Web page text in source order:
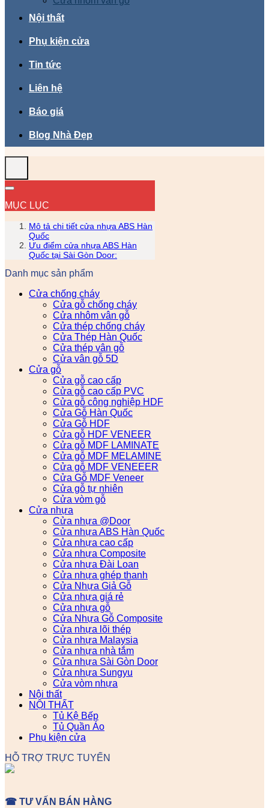
Nội thất
Phụ kiện cửa
Tin tức
Liên hệ
Báo giá
Blog Nhà Đẹp
MỤC LỤC
Mô tả chi tiết cửa nhựa ABS Hàn
Quốc
Ưu điểm cửa nhựa ABS Hàn
Quốc tại Sài Gòn Door:
Danh mục sản phẩm
Cửa chống cháy
Cửa gỗ chống cháy
Cửa nhôm vân gỗ
Cửa thép chống cháy
Cửa Thép Hàn Quốc
Cửa thép vân gỗ
Cửa vân gỗ 5D
Cửa gỗ
Cửa gỗ cao cấp
Cửa gỗ cao cấp PVC
Cửa gỗ công nghiệp HDF
Cửa Gỗ Hàn Quốc
Cửa Gỗ HDF
Cửa gỗ HDF VENEER
Cửa gỗ MDF LAMINATE
Cửa gỗ MDF MELAMINE
Cửa gỗ MDF VENEEER
Cửa Gỗ MDF Veneer
Cửa gỗ tự nhiên
Cửa vòm gỗ
Cửa nhựa
Cửa nhựa @Door
Cửa nhựa ABS Hàn Quốc
Cửa nhựa cao cấp
Cửa nhựa Composite
Cửa nhựa Đài Loan
Cửa nhựa ghép thanh
Cửa Nhựa Giả Gỗ
Cửa nhựa giá rẻ
Cửa nhựa gỗ
Cửa Nhựa Gỗ Composite
Cửa nhựa lõi thép
Cửa nhựa Malaysia
Cửa nhựa nhà tắm
Cửa nhựa Sài Gòn Door
Cửa nhựa Sungyu
Cửa vòm nhựa
Nội thất
NỘI THẤT
Tủ Kệ Bếp
Tủ Quần Áo
Phụ kiện cửa
HỖ TRỢ TRỰC TUYẾN
☎ TƯ VẤN BÁN HÀNG